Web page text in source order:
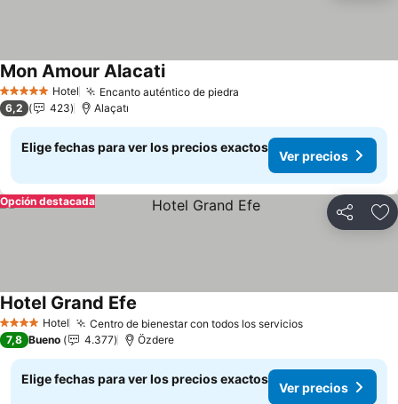
5 Estrellas Hotel Encanto auténtico de piedra
Mon Amour AlacatiVer precios
6,2 423 Alaçatı
Elige fechas para ver los precios exactos
Ver precios
Compartir
Opción destacada
4 EstrellasHotel Centro de bienestar con todos los serviciosVer precios
Hotel Grand Efe
7,8 Bueno 4.377 Özdere
Elige fechas para ver los precios exactos
Ver precios